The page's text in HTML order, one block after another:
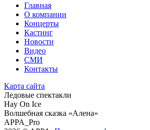
Главная
О компании
Концерты
Кастинг
Новости
Видео
СМИ
Контакты
Карта сайта
Ледовые спектакли
Hay On Ice
Волшебная сказка «Алена»
APPA_Pro